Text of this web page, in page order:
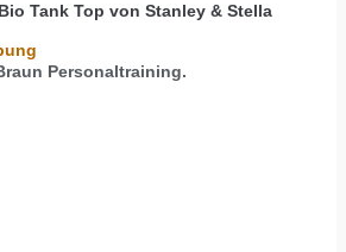
Tank Top von Stanley & Stella
Personaltraining.